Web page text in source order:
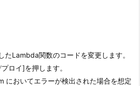
たLambda関数のコードを変更します。
ロイ]を押します。
においてエラーが検出された場合を想定